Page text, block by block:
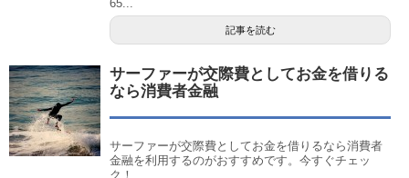
65...
記事を読む
サーファーが交際費としてお金を借りる
なら消費者金融
サーファーが交際費としてお金を借りるなら消費者
金融を利用するのがおすすめです。今すぐチェッ
ク！